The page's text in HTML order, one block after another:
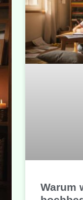
Warum